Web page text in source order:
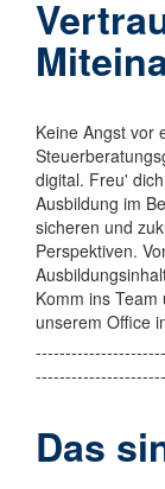
Keine Angst vor
digital. Freu'
Ausbildung im
sicheren und
Perspektiven.
Komm ins
unserem Office
Das